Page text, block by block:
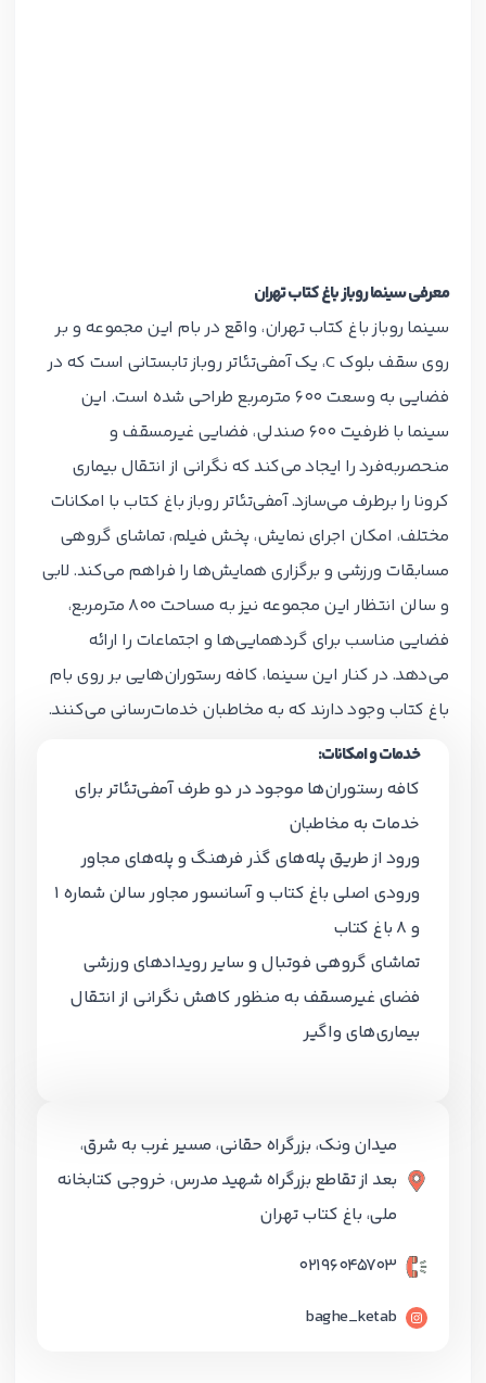
معرفی سینما روباز باغ کتاب تهران
سینما روباز باغ کتاب تهران، واقع در بام این مجموعه و بر
روی سقف بلوک C، یک آمفی‌تئاتر روباز تابستانی است که در
فضایی به وسعت 600 مترمربع طراحی شده است. این
سینما با ظرفیت 600 صندلی، فضایی غیرمسقف و
منحصر‌به‌فرد را ایجاد می‌کند که نگرانی از انتقال بیماری
کرونا را برطرف می‌سازد. آمفی‌تئاتر روباز باغ کتاب با امکانات
مختلف، امکان اجرای نمایش، پخش فیلم، تماشای گروهی
مسابقات ورزشی و برگزاری همایش‌ها را فراهم می‌کند. لابی
و سالن انتظار این مجموعه نیز به مساحت 800 مترمربع،
فضایی مناسب برای گردهمایی‌ها و اجتماعات را ارائه
می‌دهد. در کنار این سینما، کافه رستوران‌هایی بر روی بام
باغ کتاب وجود دارند که به مخاطبان خدمات‌رسانی می‌کنند.
خدمات و امکانات:
کافه رستوران‌ها موجود در دو طرف آمفی‌تئاتر برای
خدمات به مخاطبان
ورود از طریق پله‌های گذر فرهنگ و پله‌های مجاور
ورودی اصلی باغ کتاب و آسانسور مجاور سالن شماره 1
و 8 باغ کتاب
تماشای گروهی فوتبال و سایر رویدادهای ورزشی
فضای غیرمسقف به منظور کاهش نگرانی از انتقال
بیماری‌های واگیر
میدان ونک، بزرگراه حقانی، مسیر غرب به شرق،
بعد از تقاطع بزرگراه شهید مدرس، خروجی کتابخانه
ملی، باغ کتاب ‏تهران
02196045703
baghe_ketab